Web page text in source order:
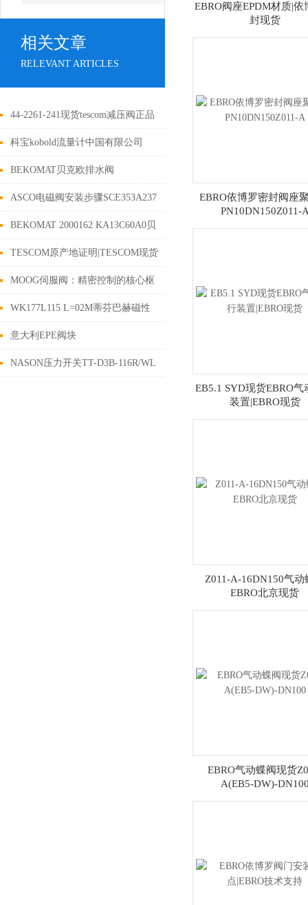
相关文章
RELEVANT ARTICLES
44-2261-241现货tescom减压阀正品
全新
科宝kobold流量计中国有限公司
BEKOMAT贝克欧排水阀
BM12COPN63 2000020安装于压缩
空气系统
ASCO电磁阀安装步骤SCE353A237
24VDC｜asco代理商
BEKOMAT 2000162 KA13C60A0贝
克欧原装排水器冷凝液排放
TESCOM原产地证明|TESCOM现货
MOOG伺服阀：精密控制的核心枢
纽
WK177L115 L=02M蒂芬巴赫磁性
开关德国进口现货Tiefenbach
意大利EPE阀块
AP50PK250C180G8G8-3价格
NASON压力开关TT-D3B-116R/WL
EBRO阀座EPDM材质|依
封现货
EBRO依博罗密封阀座
PN10DN150Z011-
EB5.1 SYD现货EBRO气
装置|EBRO现货
Z011-A-16DN150气动
EBRO北京现货
EBRO气动蝶阀现货
A(EB5-DW)-